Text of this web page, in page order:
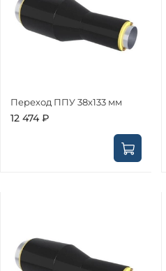
Переход ППУ 38х133 мм
12 474 ₽